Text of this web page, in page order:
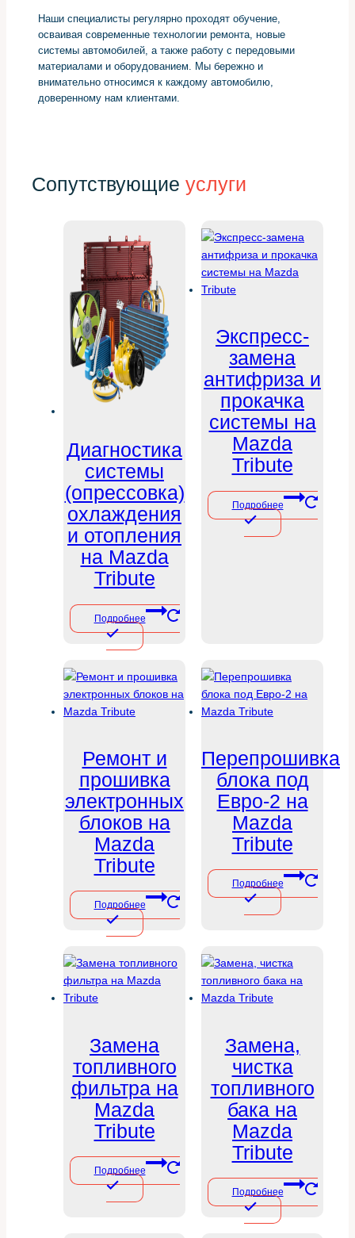
Наши специалисты регулярно проходят обучение,
осваивая современные технологии ремонта, новые
системы автомобилей, а также работу с передовыми
материалами и оборудованием. Мы бережно и
внимательно относимся к каждому автомобилю,
доверенному нам клиентами.
Сопутствующие услуги
Диагностика
системы
(опрессовка)
охлаждения
и отопления
на Mazda
Tribute
Подробнее
Экспресс-
замена
антифриза и
прокачка
системы на
Mazda
Tribute
Подробнее
Ремонт и
прошивка
электронных
блоков на
Mazda
Tribute
Подробнее
Перепрошивка
блока под
Евро-2 на
Mazda
Tribute
Подробнее
Замена
топливного
фильтра на
Mazda
Tribute
Подробнее
Замена,
чистка
топливного
бака на
Mazda
Tribute
Подробнее